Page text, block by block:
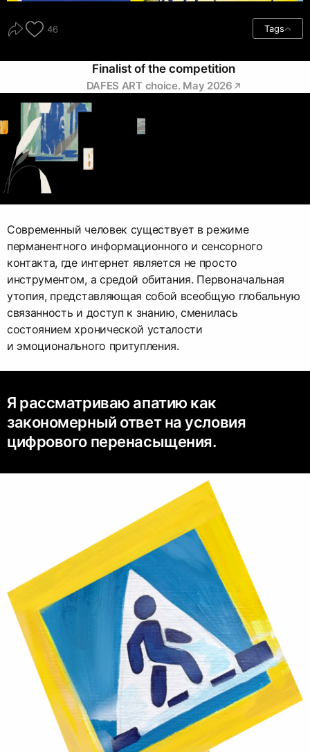
46 Tags
Finalist of the competition
DAFES ART choice. May 2026
Современный человек существует в режиме
перманентного информационного и сенсорного
контакта, где интернет является не просто
инструментом, а средой обитания. Первоначальная
утопия, представляющая собой всеобщую глобальную
связанность и доступ к знанию, сменилась
состоянием хронической усталости
и эмоционального притупления.
Я рассматриваю апатию как
закономерный ответ на условия
цифрового перенасыщения.